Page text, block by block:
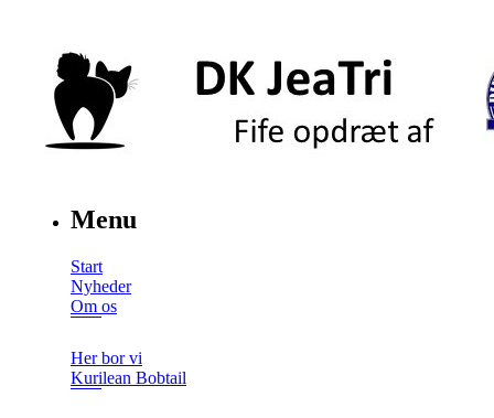
Menu
Start
Nyheder
Om os
Her bor vi
Kurilean Bobtail